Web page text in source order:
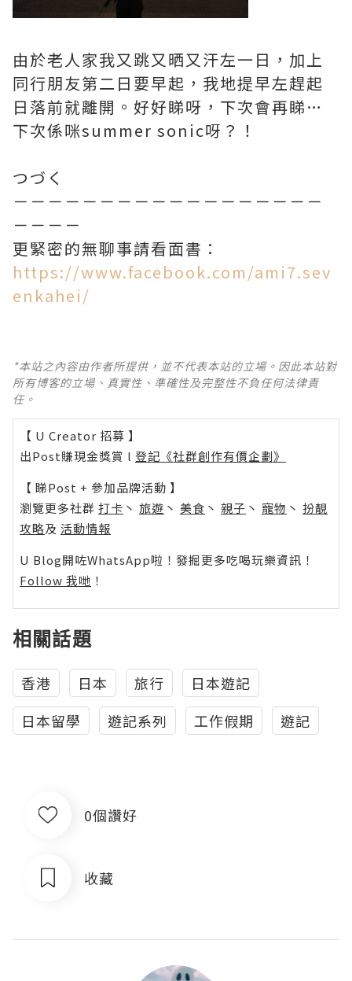
由於老人家我又跳又晒又汗左一日，加上
同行朋友第二日要早起，我地提早左趕起
日落前就離開。好好睇呀，下次會再睇…
下次係咪summer sonic呀？！
つづく
－－－－－－－－－－－－－－－－－－
－－－－
更緊密的無聊事請看面書：
https://www.facebook.com/ami7.sev
enkahei/
*本站之內容由作者所提供，並不代表本站的立場。因此本站對
所有博客的立場、真實性、準確性及完整性不負任何法律責
任。
【 U Creator 招募 】
出Post賺現金獎賞 l 登記《社群創作有價企劃》
【 睇Post + 參加品牌活動 】
瀏覽更多社群 打卡 丶 旅遊 丶 美食 丶 親子 丶 寵物 丶 扮靚
攻略及 活動情報
U Blog開咗WhatsApp啦！發掘更多吃喝玩樂資訊！
Follow 我哋 ！
相關話題
香港 日本 旅行
日本遊記
日本留學
遊記系列 工作假期 遊記
0個讚好
收藏